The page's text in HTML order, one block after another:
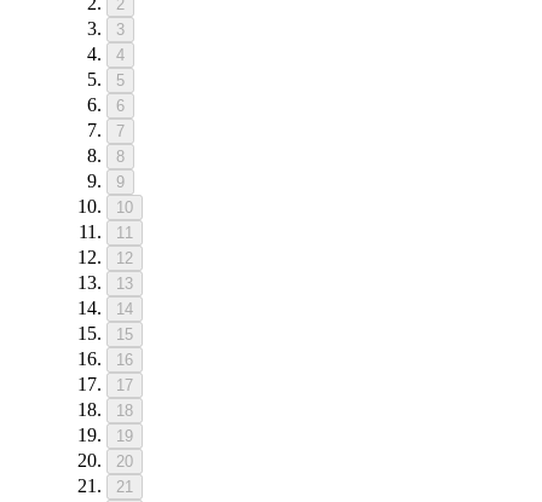
2
3
4
5
6
7
8
9
10
11
12
13
14
15
16
17
18
19
20
21